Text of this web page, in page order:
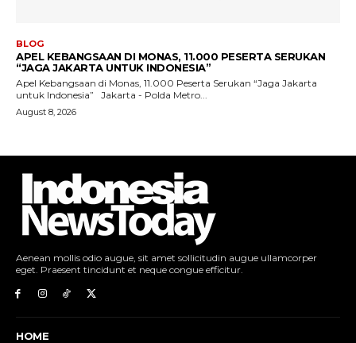
Aenean mollis odio augue, sit amet sollicitudin augue ullamcorper
eget. Praesent tincidunt et neque congue efficitur.
HOME